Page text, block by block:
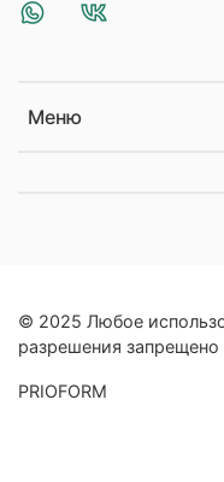
Меню
© 2025 Любое
разрешения запрещено
PRIOFORM